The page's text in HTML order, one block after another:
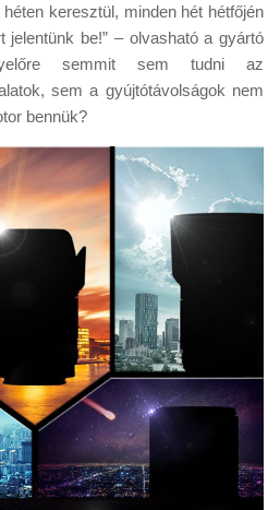
keresztül, minden hét hétfőjén
jelentünk be!” – olvasható a gyártó
semmit sem tudni az
sem a gyújtótávolságok nem
bennük?